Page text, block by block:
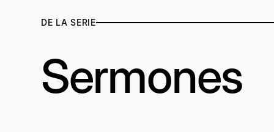
DE LA SERIE
Sermones